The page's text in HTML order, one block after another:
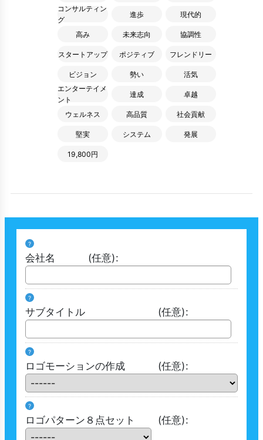
コンサルティン
グ
進歩 現代的
高み 未来志向 協調性
スタートアップ ポジティブ フレンドリー
ビジョン 勢い
活気
エンターテイメ
ント
達成 卓越
ウェルネス 高品質 社会貢献
堅実 システム 発展
19,800円
?
会社名 (任意):
?
サブタイトル (任意):
?
ロゴモーションの作成 (任意):
?
ロゴパターン８点セット (任意):